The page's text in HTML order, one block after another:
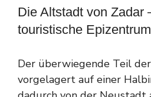
Die Altstadt von Zadar
touristische Epizentrum
Der überwiegende Teil
vorgelagert auf einer